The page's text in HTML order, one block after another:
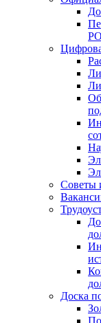
Советы
Доска